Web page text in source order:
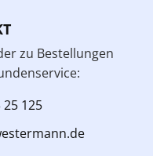
zu Bestellungen
25 125